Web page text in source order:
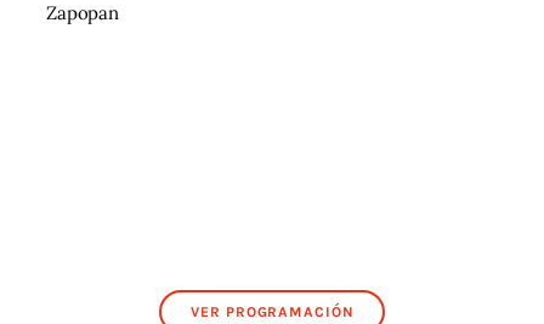
Zapopan
VER PROGRAMACIÓN